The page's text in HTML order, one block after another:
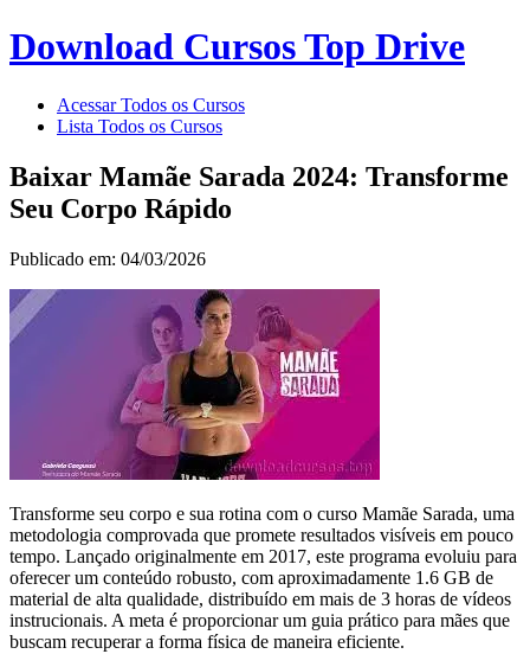
Download Cursos Top Drive
Acessar Todos os Cursos
Lista Todos os Cursos
Baixar Mamãe Sarada 2024: Transforme
Seu Corpo Rápido
Publicado em: 04/03/2026
Transforme seu corpo e sua rotina com o curso Mamãe Sarada, uma
metodologia comprovada que promete resultados visíveis em pouco
tempo. Lançado originalmente em 2017, este programa evoluiu para
oferecer um conteúdo robusto, com aproximadamente 1.6 GB de
material de alta qualidade, distribuído em mais de 3 horas de vídeos
instrucionais. A meta é proporcionar um guia prático para mães que
buscam recuperar a forma física de maneira eficiente.